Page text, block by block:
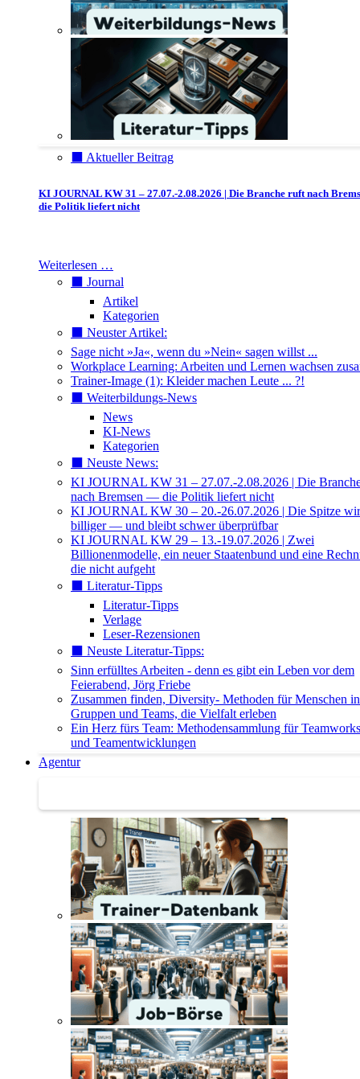
⬛️ Aktueller Beitrag
KI JOURNAL KW 31 – 27.07.-2.08.2026 | Die Branche ruft nach
die Politik liefert nicht
Weiterlesen …
⬛️ Journal
Artikel
Kategorien
⬛️ Neuster Artikel:
Sage nicht »Ja«, wenn du »Nein« sagen willst ...
Workplace Learning: Arbeiten und Lernen wachsen
Trainer-Image (1): Kleider machen Leute ... ?!
⬛️ Weiterbildungs-News
News
KI-News
Kategorien
⬛️ Neuste News:
KI JOURNAL KW 31 – 27.07.-2.08.2026 | Die
nach Bremsen — die Politik liefert nicht
KI JOURNAL KW 30 – 20.-26.07.2026 | Die Spitze
billiger — und bleibt schwer überprüfbar
KI JOURNAL KW 29 – 13.-19.07.2026 | Zwei
Billionenmodelle, ein neuer Staatenbund und eine
die nicht aufgeht
⬛️ Literatur-Tipps
Literatur-Tipps
Verlage
Leser-Rezensionen
⬛️ Neuste Literatur-Tipps:
Sinn erfülltes Arbeiten - denn es gibt ein Leben vor dem
Feierabend, Jörg Friebe
Zusammen finden, Diversity- Methoden für Menschen in
Gruppen und Teams, die Vielfalt erleben
Ein Herz fürs Team: Methodensammlung für
und Teamentwicklungen
Agentur